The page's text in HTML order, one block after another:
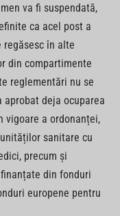
va fi suspendată,
ca acel post a
în alte
din compartimente
reglementări nu se
aprobat deja ocuparea
vigoare a ordonanței,
sanitare cu
precum și
din fonduri
europene pentru